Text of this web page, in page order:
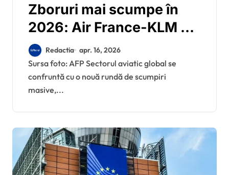
Zboruri mai scumpe în
2026: Air France-KLM și
Virgin Atlantic majorează
tarifele din cauza crizei
combustibililor din
Orientul Mijlociu
Redactia apr. 16, 2026
Sursa foto: AFP Sectorul aviatic global se
confruntă cu o nouă rundă de scumpiri
masive,...